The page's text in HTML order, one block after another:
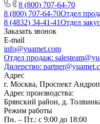
8 (800) 707-64-70
8 (800) 707-64-70Отдел
8 (4832) 34-41-41Отдел
Заказать звонок
E-mail
info@yuamet.com
Отдел продаж:
Дилерство:
Адрес
г. Москва, Проспект
Адрес производства:
Брянский район, д.
Режим работы
Пн. – Пт.: с 9:00 до 18:00